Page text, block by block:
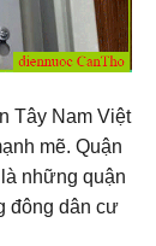
Tây Nam Việt
mẽ. Quận
những quận
đông dân cư